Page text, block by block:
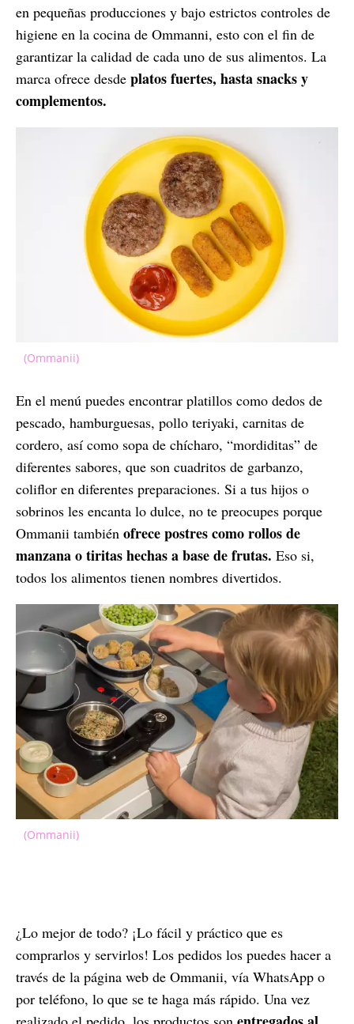
en pequeñas producciones y bajo estrictos controles de
higiene en la cocina de Ommanni, esto con el fin de
garantizar la calidad de cada uno de sus alimentos. La
marca ofrece desde platos fuertes, hasta snacks y
complementos.
(Ommanii)
En el menú puedes encontrar platillos como dedos de
pescado, hamburguesas, pollo teriyaki, carnitas de
cordero, así como sopa de chícharo, “mordiditas” de
diferentes sabores, que son cuadritos de garbanzo,
coliflor en diferentes preparaciones. Si a tus hijos o
sobrinos les encanta lo dulce, no te preocupes porque
Ommanii también ofrece postres como rollos de
manzana o tiritas hechas a base de frutas. Eso si,
todos los alimentos tienen nombres divertidos.
(Ommanii)
¿Lo mejor de todo? ¡Lo fácil y práctico que es
comprarlos y servirlos! Los pedidos los puedes hacer a
través de la página web de Ommanii, vía WhatsApp o
por teléfono, lo que se te haga más rápido. Una vez